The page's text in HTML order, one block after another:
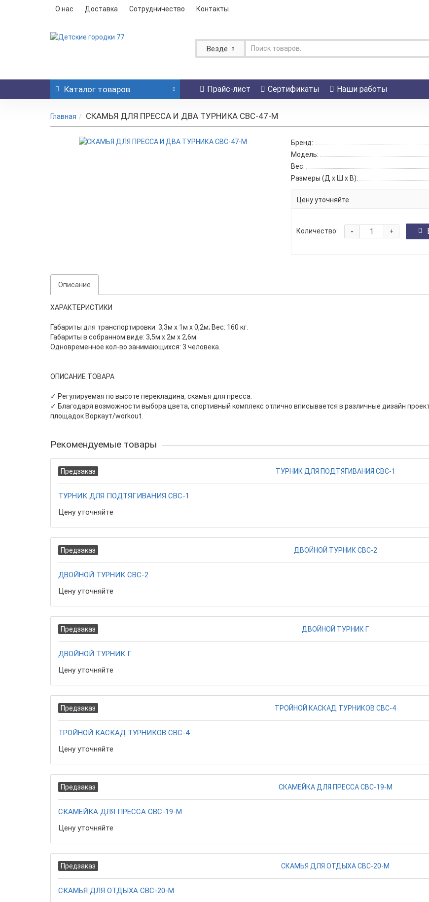
О нас Доставка Сотрудничество Контакты
Везде
Каталог товаров Прайс-лист Сертификаты Наши работы
Главная СКАМЬЯ ДЛЯ ПРЕССА И ДВА ТУРНИКА СВС-47-М
Бренд:
Модель:
Вес:
Размеры (Д x Ш x В):
Цену уточняйте
Количество: +
-
Описание
ХАРАКТЕРИСТИКИ
Габариты для транспортировки: 3,3м х 1м х 0,2м; Вес: 160 кг.
Габариты в собранном виде: 3,5м х 2м х 2,6м.
Одновременное кол-во занимающихся: 3 человека.
ОПИСАНИЕ ТОВАРА
✓ Регулируемая по высоте перекладина, скамья для пресса.
✓ Благодаря возможности выбора цвета, спортивный комплекс отлично вписывается в различные дизайн
площадок Воркаут/workout.
Рекомендуемые товары
Предзаказ
ТУРНИК ДЛЯ ПОДТЯГИВАНИЯ СВС-1
Цену уточняйте
Предзаказ
ДВОЙНОЙ ТУРНИК СВС-2
Цену уточняйте
Предзаказ
ДВОЙНОЙ ТУРНИК Г
Цену уточняйте
Предзаказ
ТРОЙНОЙ КАСКАД ТУРНИКОВ СВС-4
Цену уточняйте
Предзаказ
СКАМЕЙКА ДЛЯ ПРЕССА СВС-19-М
Цену уточняйте
Предзаказ
СКАМЬЯ ДЛЯ ОТДЫХА СВС-20-М